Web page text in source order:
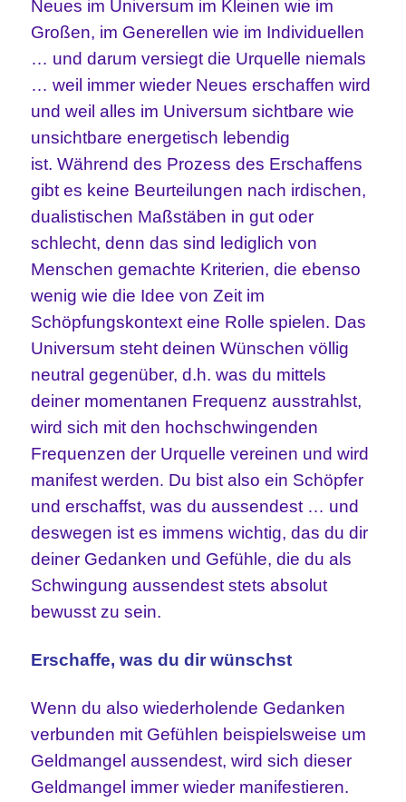
Neues im Universum im Kleinen wie im
Großen, im Generellen wie im Individuellen
… und darum versiegt die Urquelle niemals
… weil immer wieder Neues erschaffen wird
und weil alles im Universum sichtbare wie
unsichtbareenergetisch lebendig
ist. Während des Prozess des Erschaffens
gibt es keine Beurteilungen nach irdischen,
dualistischen Maßstäben in gut oder
schlecht, denn das sind lediglich von
Menschen gemachte Kriterien, die ebenso
wenig wie die Idee von Zeit im
Schöpfungskontext eine Rolle spielen. Das
Universum steht deinen Wünschen völlig
neutral gegenüber, d.h. was du mittels
deiner momentanen Frequenz ausstrahlst,
wird sich mit den hochschwingenden
Frequenzen der Urquelle vereinen und wird
manifest werden. Du bist also ein Schöpfer
und erschaffst, was du aussendest … und
deswegen ist es immens wichtig, das du dir
deiner Gedanken und Gefühle, die du als
Schwingung aussendest stets absolut
bewusst zu sein.
Erschaffe, was du dir wünschst
Wenn du also wiederholende Gedanken
verbunden mit Gefühlen beispielsweise um
Geldmangel aussendest, wird sich dieser
Geldmangel immer wieder manifestieren.